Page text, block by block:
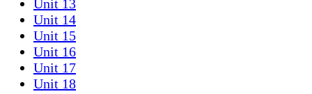
Unit 13
Unit 14
Unit 15
Unit 16
Unit 17
Unit 18